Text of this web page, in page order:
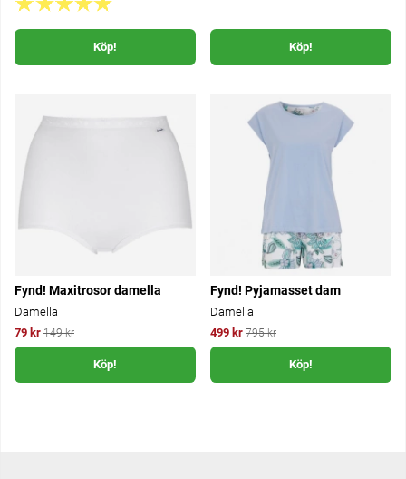
Köp! Köp!
Fynd! Maxitrosor damella
Damella
79 kr 149 kr
Köp!
Fynd! Pyjamasset dam
Damella
499 kr 795 kr
Köp!